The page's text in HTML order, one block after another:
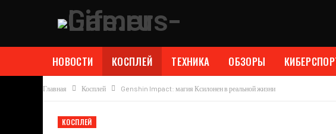
НОВОСТИ КОСПЛЕЙ ТЕХНИКА ОБЗОРЫ
Главная Косплей Genshin Impact: магия Ксилонен в реальной жизни
КОСПЛЕЙ